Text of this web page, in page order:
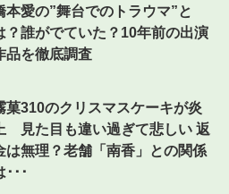
本愛の”舞台でのトラウマ”と
？誰がでていた？10年前の出演
品を徹底調査
菓310のクリスマスケーキが炎
上 見た目も違い過ぎて悲しい 返
は無理？老舗「南香」との関係
･･･